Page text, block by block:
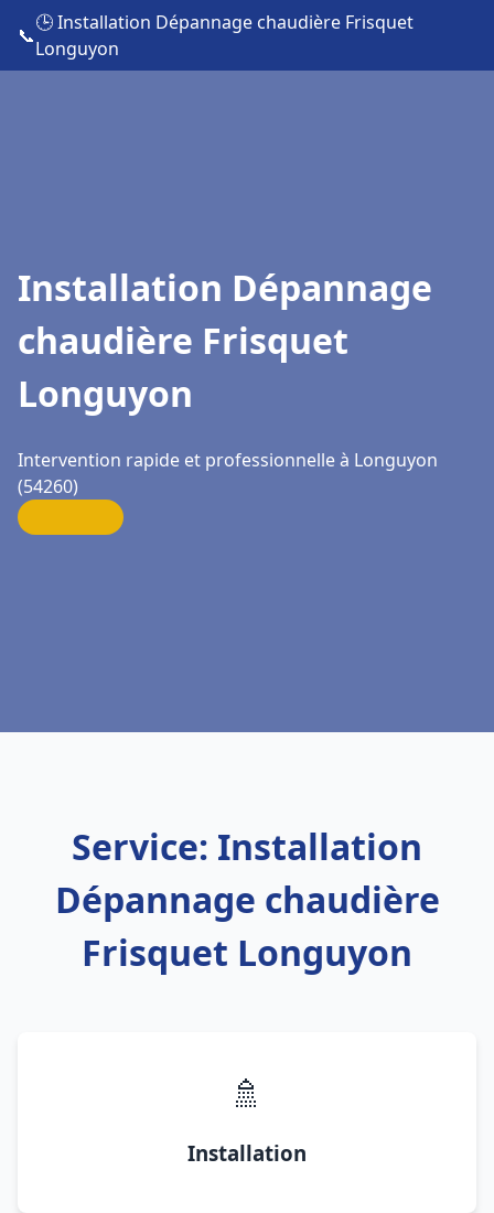
📞
🕒 Installation Dépannage chaudière Frisquet
Longuyon
Installation Dépannage
chaudière Frisquet
Longuyon
Intervention rapide et professionnelle à Longuyon
(54260)
Service: Installation
Dépannage chaudière
Frisquet Longuyon
🚿
Installation